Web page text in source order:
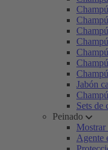
Jabón
Sets de
Peinado
Mostrar
Agente